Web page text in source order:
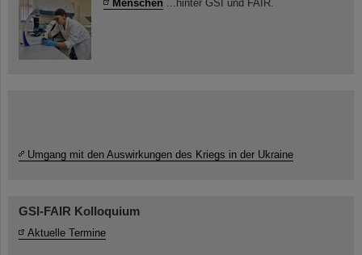
Menschen ...hinter GSI und FAIR.
Umgang mit den Auswirkungen des Kriegs in der Ukraine
GSI-FAIR Kolloquium
Aktuelle Termine